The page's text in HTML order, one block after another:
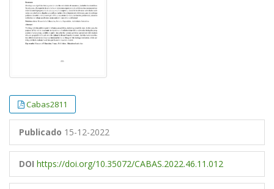
Cabas2811
Publicado 15-12-2022
DOI https://doi.org/10.35072/CABAS.2022.46.11.012